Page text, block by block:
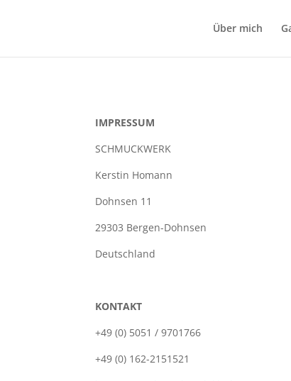
Über mich
IMPRESSUM
SCHMUCKWERK
Kerstin Homann
Dohnsen 11
29303 Bergen-Dohnsen
Deutschland
KONTAKT
+49 (0) 5051 / 9701766
+49 (0) 162-2151521